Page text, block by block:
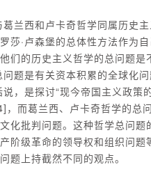
兰西和卢卡奇哲学同属历史主
莎·卢森堡的总体性方法作为
们的历史主义哲学的总问题是
问题是有关资本积累的全球化
，是探讨“现今帝国主义政策
，而葛兰西、卢卡奇哲学的总
化批判问题。这种哲学总问题
阶级革命的领导权和组织问题
题上持截然不同的观点。